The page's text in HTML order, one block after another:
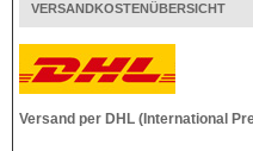
VERSANDKOSTENÜBERSICHT
Versand per DHL (International